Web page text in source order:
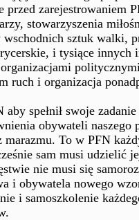
przed zarejestrowaniem
stowarzyszenia
wschodnich sztuk walki,
i tysiące innych
ruch i organizacja
aby spełnił swoje
obywateli naszego
marazmu. To w PFN
sam musi udzielić
nie musi się
i obywatela nowego
i samoszkolenie